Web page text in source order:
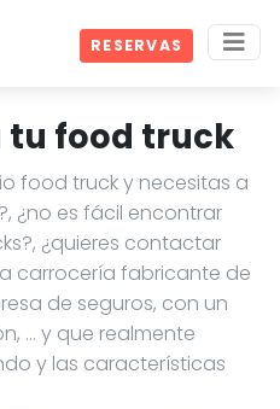
RESERVAS
tu food truck
food truck y necesitas a
¿no es fácil encontrar
¿quieres contactar
carrocería fabricante de
de seguros, con un
… y que realmente
y las características